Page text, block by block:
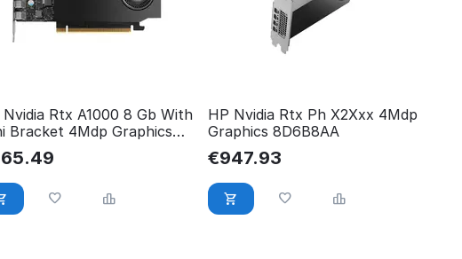
Nvidia Rtx A1000 8 Gb With
Bracket 4Mdp Graphics
HP Nvidia Rtx Ph X2Xxx 4Mdp
Graphics 8D6B8AA
€947.93